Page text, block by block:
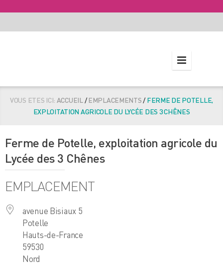
VOUS ETES ICI: ACCUEIL/EMPLACEMENTS/FERME DE POTELLE,
EXPLOITATION AGRICOLE DU LYCÉE DES 3 CHÊNES
Ferme de Potelle, exploitation agricole du
Lycée des 3 Chênes
EMPLACEMENT
avenue Bisiaux 5
Potelle
Hauts-de-France
59530
Nord